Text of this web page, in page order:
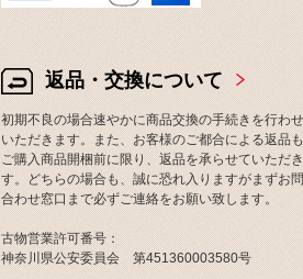
返品・交換について
初期不良の場合速やかに商品交換の手続きを行わ
いただきます。また、お客様のご都合による返品
ご購入商品開梱前に限り、返品を承らせていただ
す。どちらの場合も、誠に恐れ入りますがまずお
合わせ窓口まで必ずご連絡をお願い致します。
古物営業許可番号：
神奈川県公安委員会 第451360003580号